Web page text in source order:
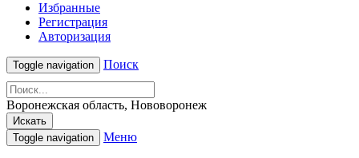
Избранные
Регистрация
Авторизация
Toggle navigation Поиск
Воронежская область, Нововоронеж
Искать
Toggle navigation
Меню